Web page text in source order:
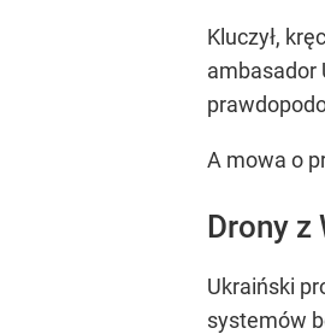
Kluczył,
ambasador
A mowa o
Drony z
Ukraiński
systemów